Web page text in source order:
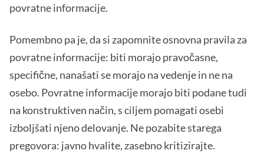
povratne informacije.
Pomembno pa je, da si zapomnite osnovna pravila za
povratne informacije: biti morajo pravočasne,
specifične, nanašati se morajo na vedenje in ne na
osebo. Povratne informacije morajo biti podane tudi
na konstruktiven način, s ciljem pomagati osebi
izboljšati njeno delovanje. Ne pozabite starega
pregovora: javno hvalite, zasebno kritizirajte.